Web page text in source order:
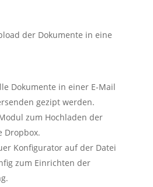
der Dokumente in eine
Dokumente in einer E-Mail
gezipt werden.
zum Hochladen der
Dropbox.
Konfigurator auf der Datei
zum Einrichten der